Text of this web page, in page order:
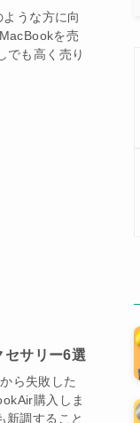
うな方に向
を売
でも高く売り
セサリー6選
ら失敗した
購入しま
新調すること